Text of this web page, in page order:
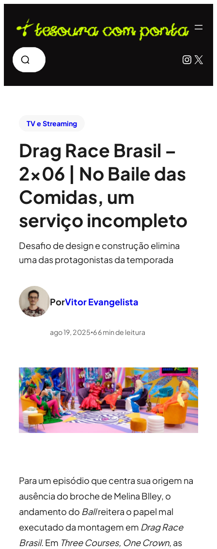
Pesquisar X
TV e Streaming
Drag Race Brasil –
2×06 | No Baile das
Comidas, um
serviço incompleto
Desafio de design e construção elimina
uma das protagonistas da temporada
PorVitor Evangelista
ago 19, 2025 •66min de leitura
Para um episódio que centra sua origem na
ausência do broche de Melina Blley, o
andamento do Ballreitera o papel mal
executado da montagem em Drag Race
Brasil. Em Three Courses, One Crown, as